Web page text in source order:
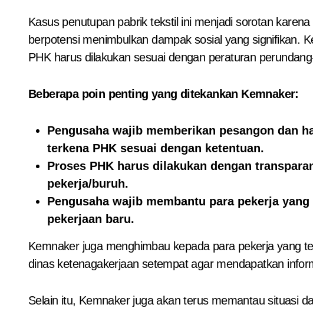
Kasus penutupan pabrik tekstil ini menjadi sorotan
berpotensi menimbulkan dampak sosial yang signifikan.
PHK harus dilakukan sesuai dengan peraturan
Beberapa poin penting yang ditekankan Kemnaker:
Pengusaha wajib memberikan pesangon dan
terkena PHK sesuai dengan ketentuan.
Proses PHK harus dilakukan dengan
pekerja/buruh.
Pengusaha wajib membantu para pekerja
pekerjaan baru.
Kemnaker juga menghimbau kepada para pekerja yang
dinas ketenagakerjaan setempat agar mendapatkan
Selain itu, Kemnaker juga akan terus memantau situasi